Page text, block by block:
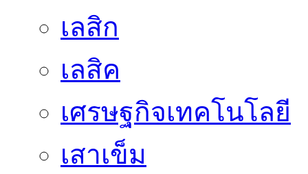
เลสิก
เลสิค
เศรษฐกิจเทคโนโลยี
เสาเข็ม